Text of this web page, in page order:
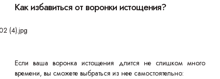
Как избавиться от воронки истощения?
Если ваша воронка истощения длится не слишком много
времени, вы сможете выбраться из нее самостоятельно: